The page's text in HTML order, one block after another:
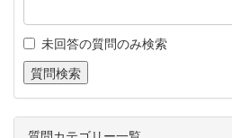
未回答の質問のみ検索